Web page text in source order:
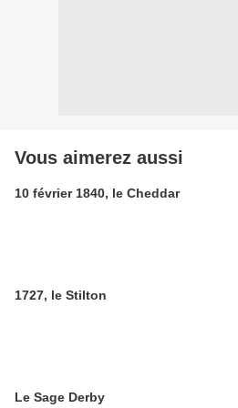
Vous aimerez aussi
10 février 1840, le Cheddar
1727, le Stilton
Le Sage Derby